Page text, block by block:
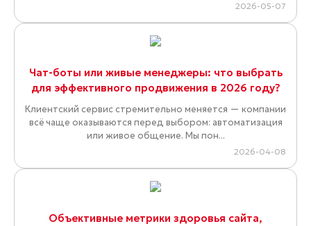
2026-05-07
Чат-боты или живые менеджеры: что выбрать
для эффективного продвижения в 2026 году?
Клиентский сервис стремительно меняется — компании
всё чаще оказываются перед выбором: автоматизация
или живое общение. Мы пон...
2026-04-08
Объективные метрики здоровья сайта,